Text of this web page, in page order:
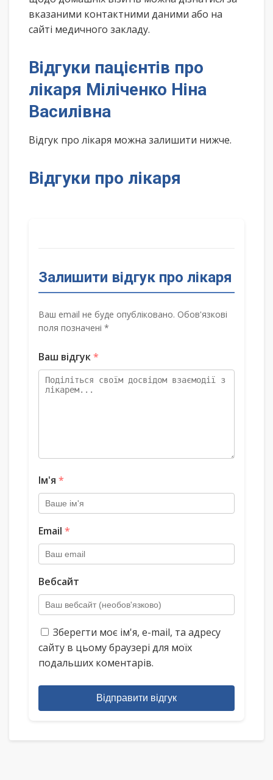
вказаними контактними даними або на
сайті медичного закладу.
Відгуки пацієнтів про
лікаря Міліченко Ніна
Василівна
Відгук про лікаря можна залишити нижче.
Відгуки про лікаря
Залишити відгук про лікаря
Ваш email не буде опубліковано. Обов'язкові
поля позначені *
Ваш відгук*
Ім'я *
Email *
Вебсайт
Зберегти моє ім'я, e-mail, та адресу
сайту в цьому браузері для моїх
подальших коментарів.
Відправити відгук